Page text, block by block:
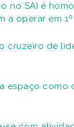
no SAI é
a operar em
cruzeiro de
espaço como